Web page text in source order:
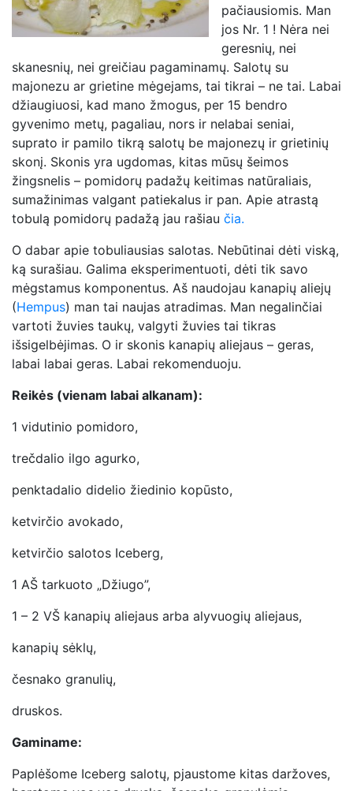
pačiausiomis. Man
jos Nr. 1 ! Nėra nei
geresnių, nei
skanesnių, nei greičiau pagaminamų. Salotų su
majonezu ar grietine mėgejams, tai tikrai – ne tai. Labai
džiaugiuosi, kad mano žmogus, per 15 bendro
gyvenimo metų, pagaliau, nors ir nelabai seniai,
suprato ir pamilo tikrą salotų be majonezų ir grietinių
skonį. Skonis yra ugdomas, kitas mūsų šeimos
žingsnelis – pomidorų padažų keitimas natūraliais,
sumažinimas valgant patiekalus ir pan. Apie atrastą
tobulą pomidorų padažą jau rašiau čia.
O dabar apie tobuliausias salotas. Nebūtinai dėti viską,
ką surašiau. Galima eksperimentuoti, dėti tik savo
mėgstamus komponentus. Aš naudojau kanapių aliejų
(Hempus) man tai naujas atradimas. Man negalinčiai
vartoti žuvies taukų, valgyti žuvies tai tikras
išsigelbėjimas. O ir skonis kanapių aliejaus – geras,
labai labai geras. Labai rekomenduoju.
Reikės (vienam labai alkanam):
1 vidutinio pomidoro,
trečdalio ilgo agurko,
penktadalio didelio žiedinio kopūsto,
ketvirčio avokado,
ketvirčio salotos Iceberg,
1 AŠ tarkuoto „Džiugo”,
1 – 2 VŠ kanapių aliejaus arba alyvuogių aliejaus,
kanapių sėklų,
česnako granulių,
druskos.
Gaminame:
Paplėšome Iceberg salotų, pjaustome kitas daržoves,